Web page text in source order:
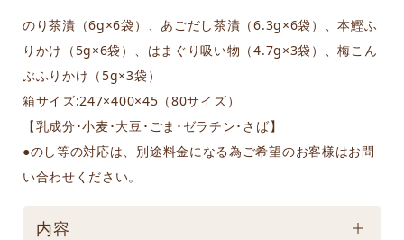
のり茶漬（6g×6袋）、あごだし茶漬（6.3g×6袋）、本鰹ふ
りかけ（5g×6袋）、はまぐり吸い物（4.7g×3袋）、梅こん
ぶふりかけ（5g×3袋）
箱サイズ:247×400×45（80サイズ）
【乳成分･小麦･大豆･ごま･ゼラチン･さば】
●のし等の対応は、別途料金になる為ご希望のお客様はお問
い合わせください。
内容